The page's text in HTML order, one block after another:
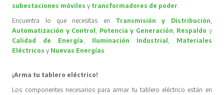
subestaciones móvilesy transformadores de poder
Encuentra lo que necesitas en Transmisión y Distribución
Automatización y Control
Potencia y Generación Respaldo y
Calidad de Energía
Iluminación Industrial
Materiales
Eléctricos y Nuevas Energías
¡Arma tu tablero eléctrico!
Los componentes necesarios para armar tu tablero eléctrico están en